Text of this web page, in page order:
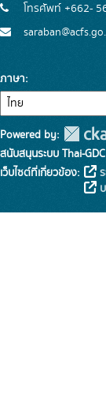
โทรศัพท์ +662-
ภาษา
Powered by:
สนับสนุนระบบ Thai-
เว็บไซต์ที่เกี่ยวข้อง: